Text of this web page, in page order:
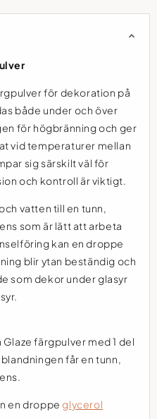
för dekoration på
både under och över
för högbränning och ger
vid temperaturer mellan
sig särskilt väl för
och kontroll är viktigt.
vatten till en tunn,
som är lätt att arbeta
kan en droppe
blir ytan beständig och
som dekor under glasyr
färgpulver med 1 del
får en tunn,
en droppe glycerol